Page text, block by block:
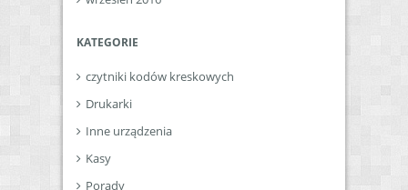
KATEGORIE
czytniki kodów kreskowych
Drukarki
Inne urządzenia
Kasy
Porady